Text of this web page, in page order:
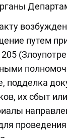
путем
подделка
их сбыт